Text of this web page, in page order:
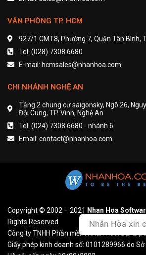
VĂN PHÒNG TP. HCM
927/1 CMT8, Phường 7, Quận Tân Bình,
Tel: (028) 7308 6680
E-mail: hcmsales@nhanhoa.com
CHI NHÁNH NGHỆ AN
Tầng 2 chung cư saigonsky, Ngõ 26,
Đội Cung, TP. Vinh, Nghệ An
Tel: (024) 7308 6680 - nhánh 6
Email: contact@nhanhoa.com
Copyright © 2002 – 2021 Nhan Hoa
Rights Reserved.
Công ty TNHH Phần mềm Nhân Hòa. Đại
Giấy phép kinh doanh số: 0101289966 do
Nhân Hòa xin